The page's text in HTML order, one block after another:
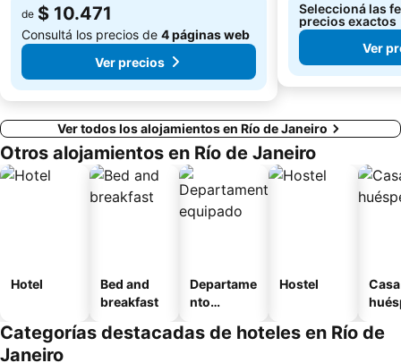
de $ 10.471
Consultá los precios de 4 páginas web
Ver precios
Seleccioná las
precios exactos
Ver
Ver todos los alojamientos en Río de Janeiro
Otros alojamientos en Río de Janeiro
Hotel
Bed and
breakfast
Departame
nto
Hostel
Categorías destacadas de hoteles en Río de
Janeiro